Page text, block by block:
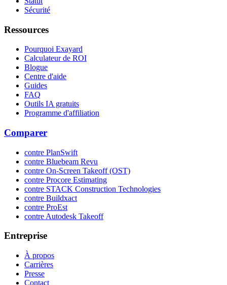
Sécurité
Ressources
Pourquoi Exayard
Calculateur de ROI
Blogue
Centre d'aide
Guides
FAQ
Outils IA gratuits
Programme d'affiliation
Comparer
contre PlanSwift
contre Bluebeam Revu
contre On-Screen Takeoff (OST)
contre Procore Estimating
contre STACK Construction Technologies
contre Buildxact
contre ProEst
contre Autodesk Takeoff
Entreprise
À propos
Carrières
Presse
Contact